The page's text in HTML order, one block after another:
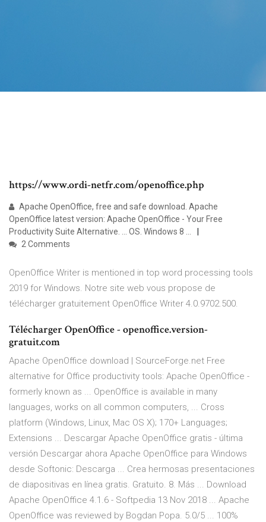
https://www.ordi-netfr.com/openoffice.php
Apache OpenOffice, free and safe download. Apache
OpenOffice latest version: Apache OpenOffice - Your Free
Productivity Suite Alternative. ... OS. Windows 8 ...
2 Comments
OpenOffice Writer is mentioned in top word processing tools
2019 for Windows. Notre site web vous propose de
télécharger gratuitement OpenOffice Writer 4.0.9702.500.
Télécharger OpenOffice - openoffice.version-
gratuit.com
Apache OpenOffice download | SourceForge.net Free
alternative for Office productivity tools: Apache OpenOffice -
formerly known as ... OpenOffice is available in many
languages, works on all common computers, ... Cross
platform (Windows, Linux, Mac OS X); 170+ Languages;
Extensions ... Descargar Apache OpenOffice gratis - última
versión Descargar ahora Apache OpenOffice para Windows
desde Softonic: Descarga ... Crea hermosas presentaciones
de diapositivas en línea gratis. Gratuito. 8. Más ... Download
Apache OpenOffice 4.1.6 - Softpedia 13 Nov 2018 ... Apache
OpenOffice was reviewed by Bogdan Popa. 5.0/5 ... 100%